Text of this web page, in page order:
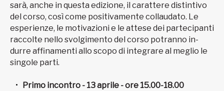
sarà, anche in questa edizione, il carattere distintivo
del corso, così come positivamente collaudato. Le
esperienze, le motivazioni e le attese dei partecipanti
raccolte nello svolgimento del corso potranno in-
durre affinamenti allo scopo di integrare al meglio le
singole parti.
Primo incontro - 13 aprile - ore 15.00-18.00